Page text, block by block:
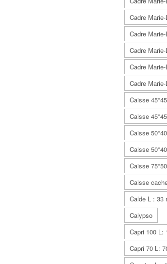
Cadre
Cadre
Cadre
Cadre
Cadre
Caisse 45*45
Caisse
Caisse
Caisse
Caisse 75*50
Caisse
Calde L : 33
Calypso
Capri 100 L:
Capri 70 L: